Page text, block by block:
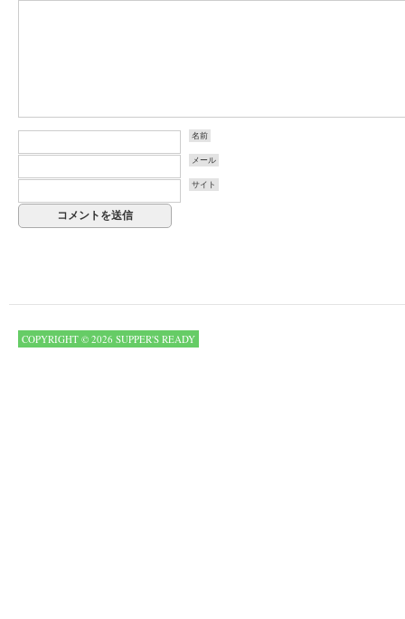
名前
メール
サイト
COPYRIGHT © 2026 SUPPER'S READY